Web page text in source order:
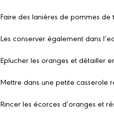
Faire des lanières de pommes de
Les conserver également dans
Eplucher les oranges et détailler
Mettre dans une petite casserole
Rincer les écorces d’oranges et